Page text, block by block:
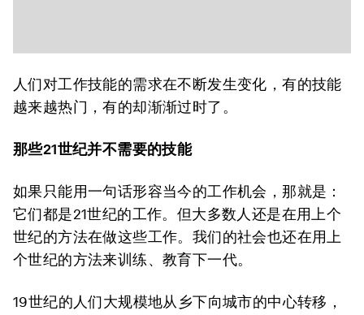
人们对工作技能的需求在不断发生变化，有的技能
越来越热门，有的却渐渐过时了。
那些21世纪并不需要的技能
如果只能用一句话形容当今的工作机会，那就是：
它们都是21世纪的工作。但大多数人还是在用上个
世纪的方法在做这些工作。我们的社会也还在用上
个世纪的方法来训练、教育下一代。
19世纪的人们大规模地从乡下向城市的中心转移，